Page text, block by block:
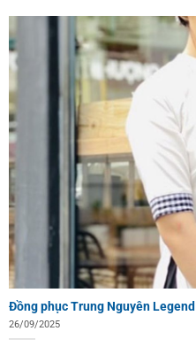
Đồng phục Trung Nguyên
26/09/2025